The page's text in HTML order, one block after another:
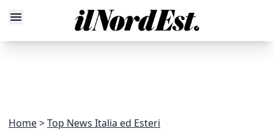
Home Top News Italia ed Esteri